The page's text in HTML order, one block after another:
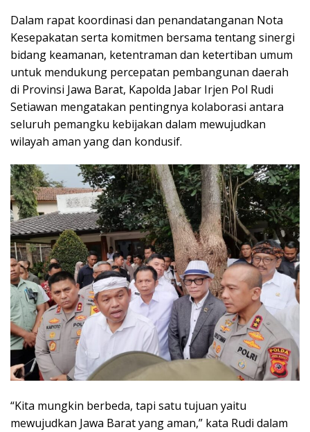
Dalam rapat koordinasi dan penandatanganan Nota
Kesepakatan serta komitmen bersama tentang sinergi
bidang keamanan, ketentraman dan ketertiban umum
untuk mendukung percepatan pembangunan daerah
di Provinsi Jawa Barat, Kapolda Jabar Irjen Pol Rudi
Setiawan mengatakan pentingnya kolaborasi antara
seluruh pemangku kebijakan dalam mewujudkan
wilayah aman yang dan kondusif.
“Kita mungkin berbeda, tapi satu tujuan yaitu
mewujudkan Jawa Barat yang aman,” kata Rudi dalam